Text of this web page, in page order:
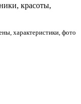
красоты,
характеристики, фото